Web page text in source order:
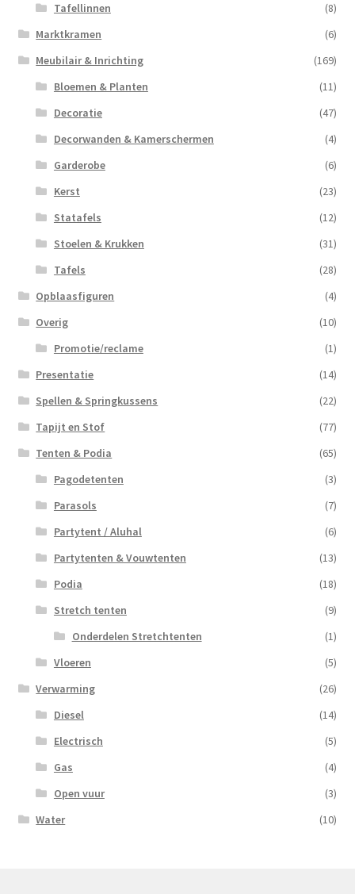
Tafellinnen
(8)
Marktkramen
(6)
Meubilair & Inrichting
(169)
Bloemen & Planten
(11)
Decoratie
(47)
Decorwanden & Kamerschermen
(4)
Garderobe
(6)
Kerst
(23)
Statafels
(12)
Stoelen & Krukken
(31)
Tafels
(28)
Opblaasfiguren
(4)
Overig
(10)
Promotie/reclame
(1)
Presentatie
(14)
Spellen & Springkussens
(22)
Tapijt en Stof
(77)
Tenten & Podia
(65)
Pagodetenten
(3)
Parasols
(7)
Partytent / Aluhal
(6)
Partytenten & Vouwtenten
(13)
Podia
(18)
Stretch tenten
(9)
Onderdelen Stretchtenten
(1)
Vloeren
(5)
Verwarming
(26)
Diesel
(14)
Electrisch
(5)
Gas
(4)
Open vuur
(3)
Water
(10)